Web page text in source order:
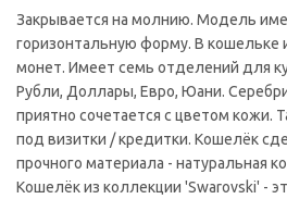
Закрывается на молнию. Модель
горизонтальную форму. В кошельке
монет. Имеет семь отделений для
Рубли, Доллары, Евро, Юани.
приятно сочетается с цветом кожи.
под визитки / кредитки. Кошелёк
прочного материала - натуральная
Кошелёк из коллекции 'Swarovski' -